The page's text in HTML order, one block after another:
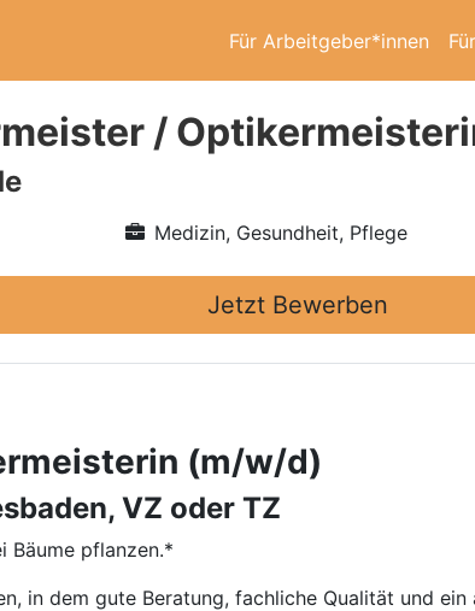
Für Arbeitgeber*innen
/
Medizin, Gesundheit, Pflege
Jetzt Bewerben
(m/w/d)
VZ oder TZ
Bäume pflanzen.*
in dem gute Beratung, fachliche Qualität und